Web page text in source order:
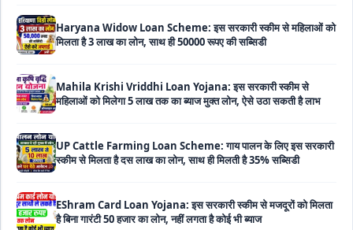
Mahila Krishi Vriddhi Loan Yojana: इस सरकारी स्कीम से
महिलाओं को मिलेगा 5 लाख तक का ब्याज मुक्त लोन, ऐसे उठा सकती है लाभ
UP Cattle Farming Loan Scheme: गाय पालन के लिए इस सरकारी
स्कीम से मिलता है दस लाख का लोन, साथ ही मिलती है 35% सब्सिडी
EShram Card Loan Yojana: इस सरकारी स्कीम से मजदूरों को मिलता
है बिना गारंटी 50 हजार का लोन, नहीं लगता है कोई भी ब्याज
PM Vishwakarma Yojana Loan: अब PM विश्वकर्मा योजना के तहत